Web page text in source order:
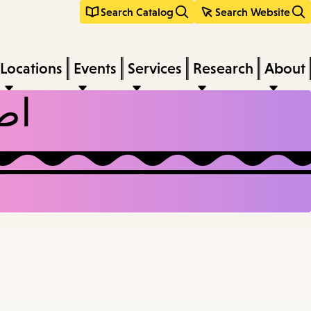
Search Catalog Search Website
Locations Events Services Research About